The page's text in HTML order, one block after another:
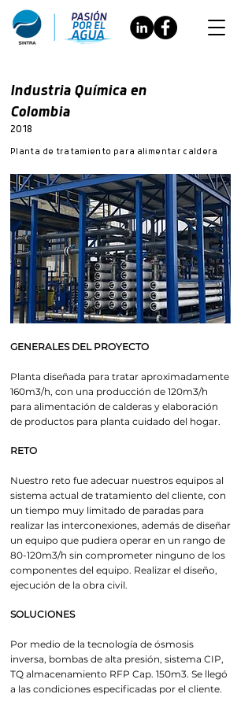
Industria Química en
Colombia
2018
Planta de tratamiento para alimentar caldera
GENERALES DEL PROYECTO
Planta diseñada para tratar aproximadamente
160m3/h, con una producción de 120m3/h
para alimentación de calderas y elaboración
de productos para planta cuidado del hogar.
RETO
Nuestro reto fue adecuar nuestros equipos al
sistema actual de tratamiento del cliente, con
un tiempo muy limitado de paradas para
realizar las interconexiones, además de diseñar
un equipo que pudiera operar en un rango de
80-120m3/h sin comprometer ninguno de los
componentes del equipo. Realizar el diseño,
ejecución de la obra civil.
SOLUCIONES
Por medio de la tecnología de ósmosis
inversa, bombas de alta presión, sistema CIP,
TQ almacenamiento RFP Cap. 150m3. Se llegó
a las condiciones especificadas por el cliente.